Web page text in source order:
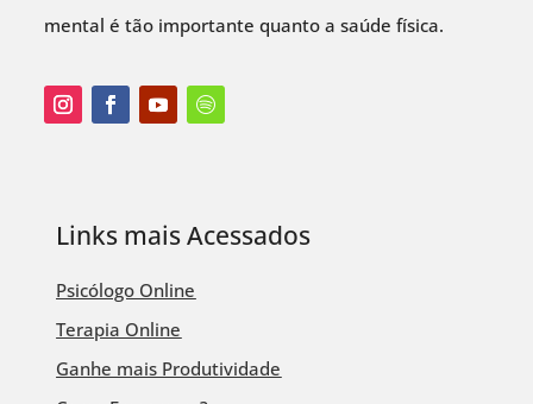
mental é tão importante quanto a saúde física.
Links mais Acessados
Psicólogo Online
Terapia Online
Ganhe mais Produtividade